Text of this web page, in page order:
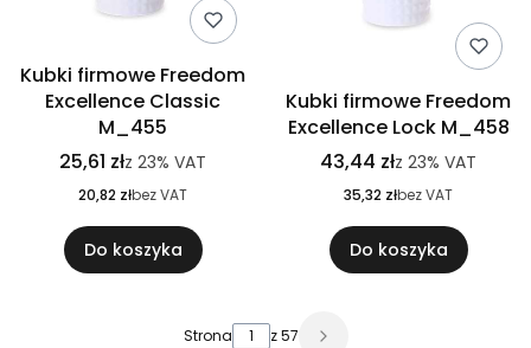
Kubki firmowe Freedom
Excellence Classic
M_455
25,61 złz 23% VAT
20,82 złbez VAT
Do koszyka
Kubki firmowe Freedom
Excellence Lock M_458
43,44 złz 23% VAT
35,32 złbez VAT
Do koszyka
Strona z 57